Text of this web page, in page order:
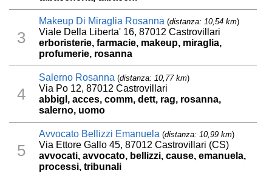
3
Makeup Di Miraglia Rosanna (distanza: 10,54 km)
Viale Della Liberta' 16, 87012 Castrovillari
erboristerie, farmacie, makeup, miraglia,
profumerie, rosanna
4
Salerno Rosanna (distanza: 10,77 km)
Via Po 12, 87012 Castrovillari
abbigl, acces, comm, dett, rag, rosanna,
salerno, uomo
5
Avvocato Bellizzi Emanuela (distanza: 10,99 km)
Via Ettore Gallo 45, 87012 Castrovillari (CS)
avvocati, avvocato, bellizzi, cause, emanuela,
processi, tribunali